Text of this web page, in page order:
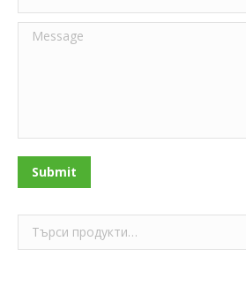
Message
Submit